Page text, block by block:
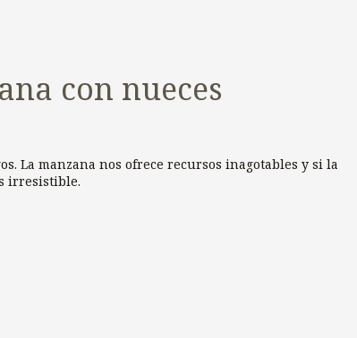
con nueces
La manzana nos ofrece recursos inagotables y si la
irresistible.